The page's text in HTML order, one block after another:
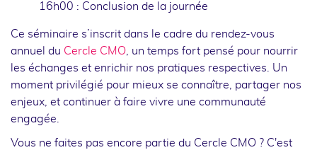
16h00 : Conclusion de la journée
Ce séminaire s’inscrit dans le cadre du rendez-vous
annuel du Cercle CMO , un temps fort pensé pour nourrir
les échanges et enrichir nos pratiques respectives. Un
moment privilégié pour mieux se connaître, partager nos
enjeux, et continuer à faire vivre une communauté
engagée.
Vous ne faites pas encore partie du Cercle CMO ? C'est